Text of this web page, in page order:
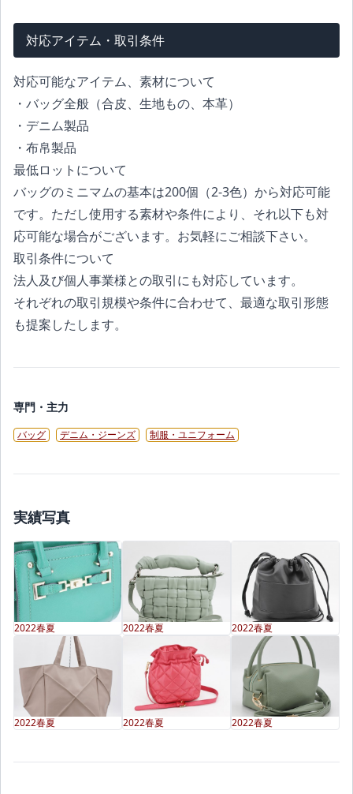
対応アイテム・取引条件
対応可能なアイテム、素材について
・バッグ全般（合皮、生地もの、本革）
・デニム製品
・布帛製品
最低ロットについて
バッグのミニマムの基本は200個（2‐3色）から対応可能
です。ただし使用する素材や条件により、それ以下も対
応可能な場合がございます。お気軽にご相談下さい。
取引条件について
法人及び個人事業様との取引にも対応しています。
それぞれの取引規模や条件に合わせて、最適な取引形態
も提案したします。
専門・主力
バッグ デニム・ジーンズ 制服・ユニフォーム
実績写真
2022春夏 2022春夏 2022春夏
2022春夏 2022春夏 2022春夏